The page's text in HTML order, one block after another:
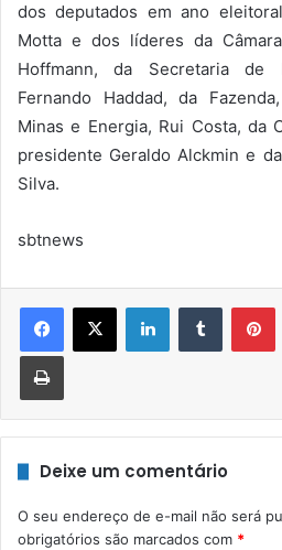
dos deputados em ano
Motta e dos líderes da
Hoffmann, da Secretaria de
Fernando Haddad, da
Minas e Energia, Rui Costa, da
presidente Geraldo Alckmin e
Silva.
sbtnews
LinkedinTumblr
Imprimir
Deixe um comentário
O seu endereço de e-mail não será
obrigatórios são marcados com *